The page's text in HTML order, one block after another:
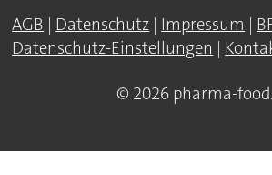
AGB | Datenschutz | Impressum |
Datenschutz-Einstellungen |
© 2026 pharma-